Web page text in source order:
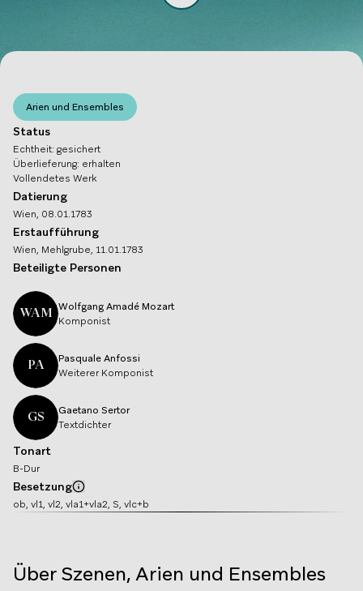
Arien und Ensembles
Status
Echtheit: gesichert
Überlieferung: erhalten
Vollendetes Werk
Datierung
Wien, 08.01.1783
Erstaufführung
Wien, Mehlgrube, 11.01.1783
Beteiligte Personen
WAM
Wolfgang AmadéMozart
Komponist
PA
PasqualeAnfossi
Weiterer Komponist
GS
Gaetano Sertor
Textdichter
Tonart
B-Dur
Besetzung
Info
ob, vl1, vl2, vla1+vla2, S, vlc+b
Über Szenen, Arien und Ensembles